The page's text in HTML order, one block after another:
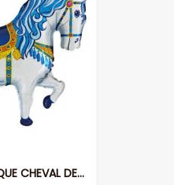
CHEVAL DE...